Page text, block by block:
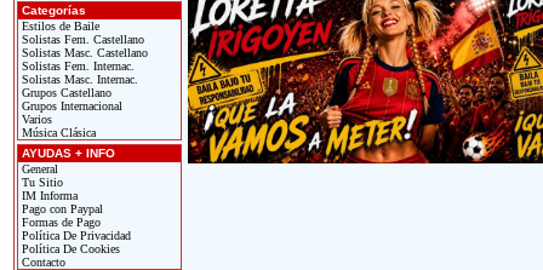
Categorías
Estilos de Baile
Solistas Fem. Castellano
Solistas Masc. Castellano
Solistas Fem. Internac.
Solistas Masc. Internac.
Grupos Castellano
Grupos Internacional
Varios
Música Clásica
AYUDAS + INFO
General
Tu Sitio
IM Informa
Pago con Paypal
Formas de Pago
Política De Privacidad
Política De Cookies
Contacto